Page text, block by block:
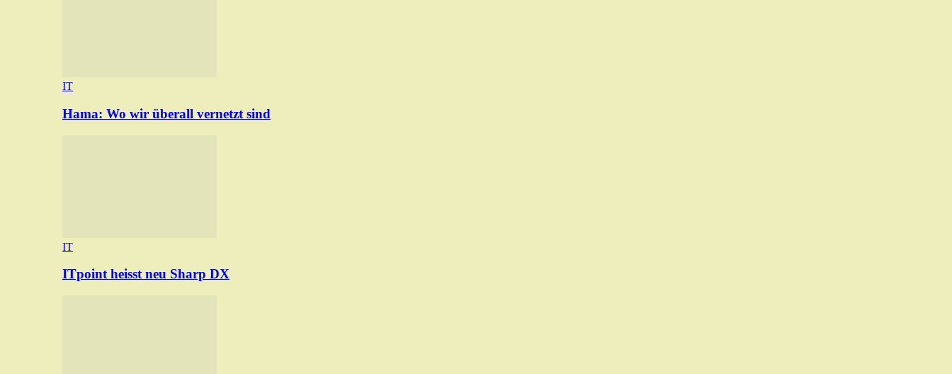
IT
Hama: Wo wir überall vernetzt sind
IT
ITpoint heisst neu Sharp DX